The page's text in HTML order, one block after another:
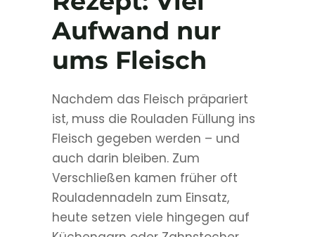
Aufwand nur
ums Fleisch
Nachdem das Fleisch präpariert
ist, muss die Rouladen Füllung ins
Fleisch gegeben werden – und
auch darin bleiben. Zum
Verschließen kamen früher oft
Rouladennadeln zum Einsatz,
heute setzen viele hingegen auf